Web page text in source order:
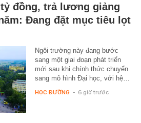
đồng, trả lương giảng
Đang đặt mục tiêu lọt
Ngôi trường này đang bước
sang một giai đoạn phát triển
mới sau khi chính thức chuyển
sang mô hình Đại học, với hệ…
HỌC ĐƯỜNG - 6 giờ trước